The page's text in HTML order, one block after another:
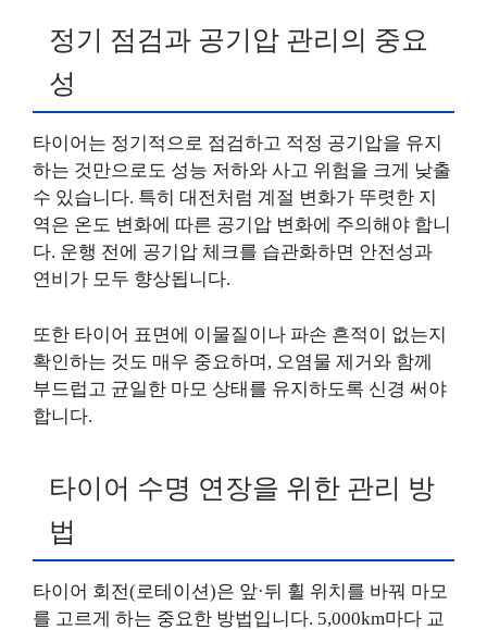
정기 점검과 공기압 관리의 중요
성
타이어는 정기적으로 점검하고 적정 공기압을 유지
하는 것만으로도 성능 저하와 사고 위험을 크게 낮출
수 있습니다. 특히 대전처럼 계절 변화가 뚜렷한 지
역은 온도 변화에 따른 공기압 변화에 주의해야 합니
다. 운행 전에 공기압 체크를 습관화하면 안전성과
연비가 모두 향상됩니다.
또한 타이어 표면에 이물질이나 파손 흔적이 없는지
확인하는 것도 매우 중요하며, 오염물 제거와 함께
부드럽고 균일한 마모 상태를 유지하도록 신경 써야
합니다.
타이어 수명 연장을 위한 관리 방
법
타이어 회전(로테이션)은 앞·뒤 휠 위치를 바꿔 마모
를 고르게 하는 중요한 방법입니다. 5,000km마다 교